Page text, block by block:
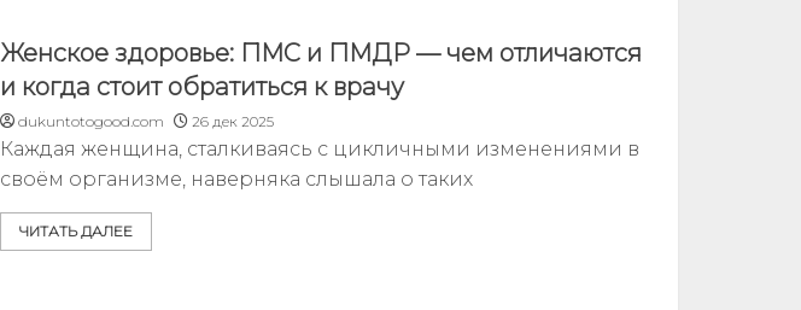
Женское здоровье: ПМС и ПМДР — чем отличаются
и когда стоит обратиться к врачу
dukuntotogood.com 26 дек 2025
Каждая женщина, сталкиваясь с цикличными изменениями в
своём организме, наверняка слышала о таких
ЧИТАТЬ ДАЛЕЕ